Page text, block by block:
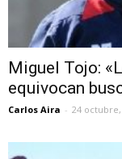
Miguel Tojo:
equivocan
Carlos Aira - 24 octubre,